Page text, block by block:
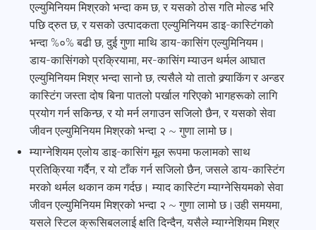
एल्युमिनियम मिश्रको भन्दा कम छ, र यसको ठोस गति मोल्ड भरि
पछि द्रुत छ, र यसको उत्पादकता एल्युमिनियम डाइ-कास्टिंगको
भन्दा %०% बढी छ, दुई गुणा माथि डाय-कासिंग एल्युमिनियम।
डाय-कासिंगको प्रक्रियामा, मर-कासिंग म्याउन थर्मल आघात
एल्युमिनियम मिश्र भन्दा सानो छ, त्यसैले यो तातो क्र्याकिंग र अन्डर
कास्टिंग जस्ता दोष बिना पातलो पर्खाल गरिएको भागहरूको लागि
प्रयोग गर्न सकिन्छ, र यो मर्न लगाउन सजिलो छैन, र यसको सेवा
जीवन एल्युमिनियम मिश्रको भन्दा २ ~ गुणा लामो छ।
म्याग्नेशियम एलोय डाइ-कासिंग मूल रूपमा फलामको साथ
प्रतिक्रिया गर्दैन, र यो टाँक गर्न सजिलो छैन, जसले डाय-कास्टिंग
मरको थर्मल थकान कम गर्दछ। म्याद कास्टिंग म्याग्नेसियमको सेवा
जीवन एल्युमिनियम मिश्रको भन्दा २ ~ गुणा लामो छ।उही समयमा,
यसले स्टिल क्रूसिबललाई क्षति दिन्दैन, यसैले म्याग्नेशियम मिश्र